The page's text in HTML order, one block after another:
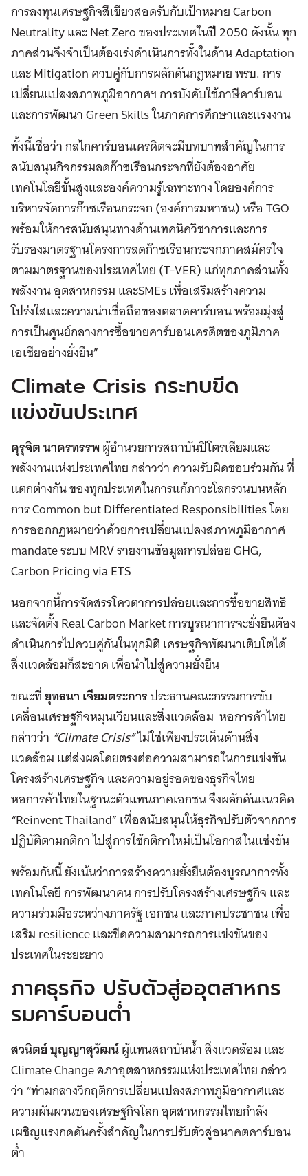
การลงทุนเศรษฐกิจสีเขียวสอดรับกับเป้าหมาย Carbon
Neutrality และ Net Zero ของประเทศในปี 2050 ดังนั้น ทุก
ภาคส่วนจึงจำเป็นต้องเร่งดำเนินการทั้งในด้าน Adaptation
และ Mitigation ควบคู่กับการผลักดันกฎหมาย พรบ. การ
เปลี่ยนแปลงสภาพภูมิอากาศฯ การบังคับใช้ภาษีคาร์บอน
และการพัฒนา Green Skills ในภาคการศึกษาและแรงงาน
ทั้งนี้เชื่อว่า กลไกคาร์บอนเครดิตจะมีบทบาทสำคัญในการ
สนับสนุนกิจกรรมลดก๊าซเรือนกระจกที่ยังต้องอาศัย
เทคโนโลยีขั้นสูงและองค์ความรู้เฉพาะทาง โดยองค์การ
บริหารจัดการก๊าซเรือนกระจก (องค์การมหาชน) หรือ TGO
พร้อมให้การสนับสนุนทางด้านเทคนิควิชาการและการ
รับรองมาตรฐานโครงการลดก๊าซเรือนกระจกภาคสมัครใจ
ตามมาตรฐานของประเทศไทย (T-VER) แก่ทุกภาคส่วนทั้ง
พลังงาน อุตสาหกรรม และSMEs เพื่อเสริมสร้างความ
โปร่งใสและความน่าเชื่อถือของตลาดคาร์บอน พร้อมมุ่งสู่
การเป็นศูนย์กลางการซื้อขายคาร์บอนเครดิตของภูมิภาค
เอเชียอย่างยั่งยืน”
Climate Crisis กระทบขีด
แข่งขันประเทศ
คุรุจิต นาครทรรพผู้อำนวยการสถาบันปิโตรเลียมและ
พลังงานแห่งประเทศไทย กล่าวว่า ความรับผิดชอบร่วมกัน ที่
แตกต่างกัน ของทุกประเทศในการแก้ภาวะโลกรวนบนหลัก
การ Common but Differentiated Responsibilities โดย
การออกกฎหมายว่าด้วยการเปลี่ยนแปลงสภาพภูมิอากาศ
mandate ระบบ MRV รายงานข้อมูลการปล่อย GHG,
Carbon Pricing via ETS
นอกจากนี้การจัดสรรโควตาการปล่อยและการซื้อขายสิทธิ
และจัดตั้ง Real Carbon Market การบูรณาการจะยั่งยืนต้อง
ดำเนินการไปควบคู่กันในทุกมิติ เศรษฐกิจพัฒนาเติบโตได้
สิ่งแวดล้อมก็สะอาด เพื่อนำไปสู่ความยั่งยืน
ขณะที่ยุทธนา เจียมตระการประธานคณะกรรมการขับ
เคลื่อนเศรษฐกิจหมุนเวียนและสิ่งแวดล้อม หอการค้าไทย
กล่าวว่า “Climate Crisis”ไม่ใช่เพียงประเด็นด้านสิ่ง
แวดล้อม แต่ส่งผลโดยตรงต่อความสามารถในการแข่งขัน
โครงสร้างเศรษฐกิจ และความอยู่รอดของธุรกิจไทย
หอการค้าไทยในฐานะตัวแทนภาคเอกชน จึงผลักดันแนวคิด
“Reinvent Thailand” เพื่อสนับสนุนให้ธุรกิจปรับตัวจากการ
ปฏิบัติตามกติกา ไปสู่การใช้กติกาใหม่เป็นโอกาสในแช่งขัน
พร้อมกันนี้ ยังเน้นว่าการสร้างความยั่งยืนต้องบูรณาการทั้ง
เทคโนโลยี การพัฒนาคน การปรับโครงสร้างเศรษฐกิจ และ
ความร่วมมือระหว่างภาครัฐ เอกชน และภาคประชาชน เพื่อ
เสริม resilience และขีดความสามารถการแข่งขันของ
ประเทศในระยะยาว
ภาคธุรกิจ ปรับตัวสู่ออุตสาหกร
รมคาร์บอนต่ำ
สวนิตย์ บุญญาสุวัฒน์ผู้แทนสถาบันน้ำ สิ่งแวดล้อม และ
Climate Change สภาอุตสาหกรรมแห่งประเทศไทย กล่าว
ว่า “ท่ามกลางวิกฤติการเปลี่ยนแปลงสภาพภูมิอากาศและ
ความผันผวนของเศรษฐกิจโลก อุตสาหกรรมไทยกำลัง
เผชิญแรงกดดันครั้งสำคัญในการปรับตัวสู่อนาคตคาร์บอน
ต่ำ